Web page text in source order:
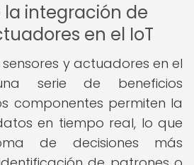
la integración de
en el IoT
y actuadores en el
serie de beneficios
componentes permiten la
en tiempo real, lo que
de decisiones más